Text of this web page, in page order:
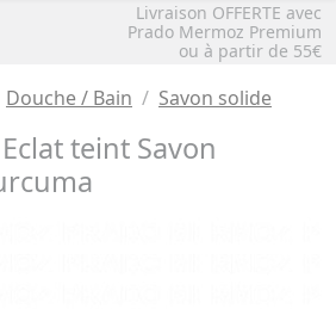
Livraison OFFERTE avec
Prado Mermoz Premium
ou à partir de 55€
Douche / Bain Savon solide
Eclat teint Savon